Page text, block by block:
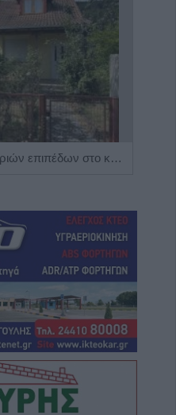
Πωλείται μονοκατοικία τριών επιπέδων στο καταπράσινο Πευκόφυτο Καρδίτσας